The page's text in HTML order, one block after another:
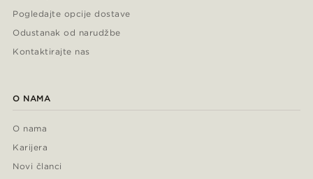
Pogledajte opcije dostave
Odustanak od narudžbe
Kontaktirajte nas
O NAMA
O nama
Karijera
Novi članci